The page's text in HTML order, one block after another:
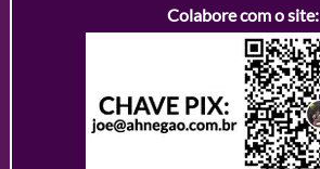
Colabore com o site: